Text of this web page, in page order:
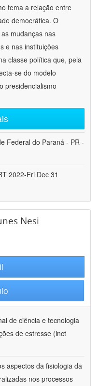
tema a relação entre
democrática. O
mudanças nas
e nas instituições
classe política que, pela
se do modelo
presidencialismo
Federal do Paraná - PR -
2022-Fri Dec 31
Nesi
de ciência e tecnologia
de estresse (inct
aspectos da fisiologia da
nos processos